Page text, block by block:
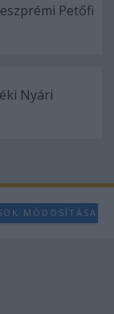
Petőfi
Nyári
MÓDOSÍTÁSA